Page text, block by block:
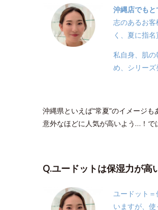
沖縄店でもと
志のあるお
く、夏に指
私自身、肌
め、シリーズ
沖縄県といえば“常夏”のイメージ
意外なほどに人気が高いよう…！で
Q.ユードットは保湿力が高
ユードット
いますが、